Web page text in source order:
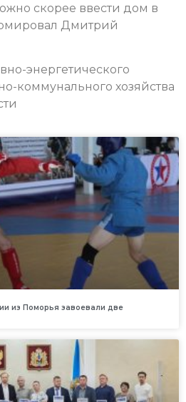
скорее ввести дом в
Дмитрий
энергетического
коммунального хозяйства
из Поморья завоевали две